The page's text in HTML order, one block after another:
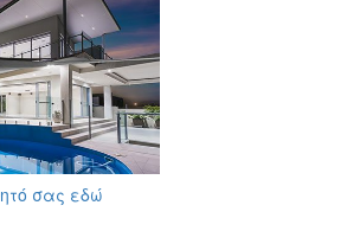
σας εδώ